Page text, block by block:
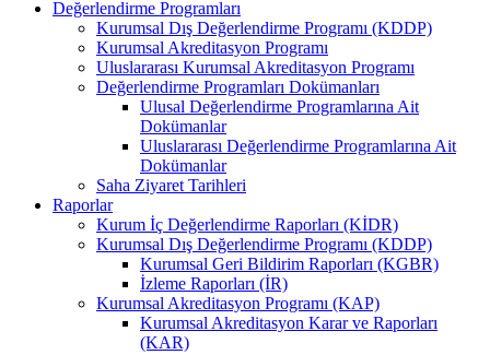
Değerlendirme Programları
Kurumsal Dış Değerlendirme Programı (KDDP)
Kurumsal Akreditasyon Programı
Uluslararası Kurumsal Akreditasyon Programı
Değerlendirme Programları Dokümanları
Ulusal Değerlendirme Programlarına Ait
Dokümanlar
Uluslararası Değerlendirme Programlarına Ait
Dokümanlar
Saha Ziyaret Tarihleri
Raporlar
Kurum İç Değerlendirme Raporları (KİDR)
Kurumsal Dış Değerlendirme Programı (KDDP)
Kurumsal Geri Bildirim Raporları (KGBR)
İzleme Raporları (İR)
Kurumsal Akreditasyon Programı (KAP)
Kurumsal Akreditasyon Karar ve Raporları
(KAR)